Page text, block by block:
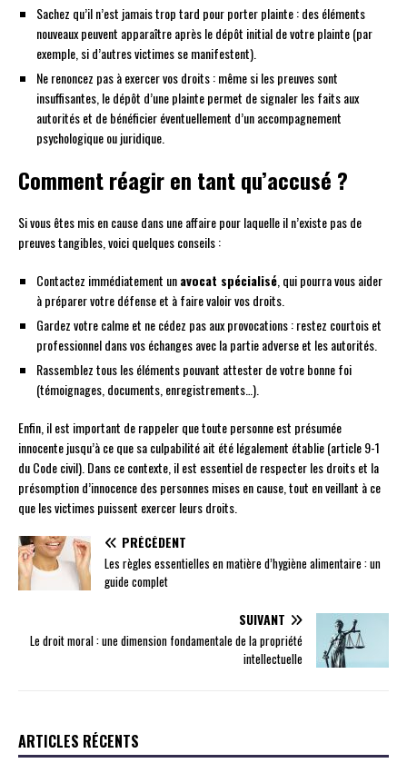
Sachez qu’il n’est jamais trop tard pour porter plainte : des éléments
nouveaux peuvent apparaître après le dépôt initial de votre plainte (par
exemple, si d’autres victimes se manifestent).
Ne renoncez pas à exercer vos droits : même si les preuves sont
insuffisantes, le dépôt d’une plainte permet de signaler les faits aux
autorités et de bénéficier éventuellement d’un accompagnement
psychologique ou juridique.
Comment réagir en tant qu’accusé ?
Si vous êtes mis en cause dans une affaire pour laquelle il n’existe pas de
preuves tangibles, voici quelques conseils :
Contactez immédiatement unavocat spécialisé, qui pourra vous aider
à préparer votre défense et à faire valoir vos droits.
Gardez votre calme et ne cédez pas aux provocations : restez courtois et
professionnel dans vos échanges avec la partie adverse et les autorités.
Rassemblez tous les éléments pouvant attester de votre bonne foi
(témoignages, documents, enregistrements…).
Enfin, il est important de rappeler que toute personne est présumée
innocente jusqu’à ce que sa culpabilité ait été légalement établie (article 9-1
du Code civil). Dans ce contexte, il est essentiel de respecter les droits et la
présomption d’innocence des personnes mises en cause, tout en veillant à ce
que les victimes puissent exercer leurs droits.
PRÉCÉDENT
Les règles essentielles en matière d’hygiène alimentaire : un
guide complet
SUIVANT
Le droit moral : une dimension fondamentale de la propriété
intellectuelle
ARTICLES RÉCENTS